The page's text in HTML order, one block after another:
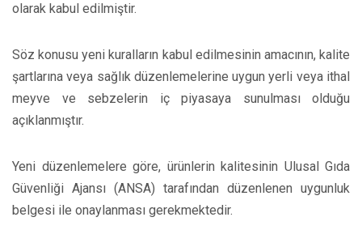
olarak kabul edilmiştir.
Söz konusu yeni kuralların kabul edilmesinin amacının, kalite
şartlarına veya sağlık düzenlemelerine uygun yerli veya ithal
meyve ve sebzelerin iç piyasaya sunulması olduğu
açıklanmıştır.
Yeni düzenlemelere göre, ürünlerin kalitesinin Ulusal Gıda
Güvenliği Ajansı (ANSA) tarafından düzenlenen uygunluk
belgesi ile onaylanması gerekmektedir.